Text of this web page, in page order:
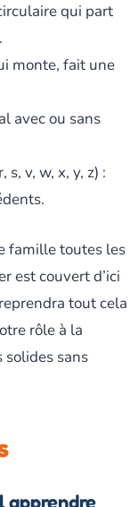
qui part
monte, fait une
avec ou sans
s, v, w, x, y, z) :
famille toutes les
est couvert d’ici
tout cela
rôle à la
solides sans
apprendre